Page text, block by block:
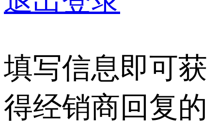
填写信息即可获
得经销商回复的